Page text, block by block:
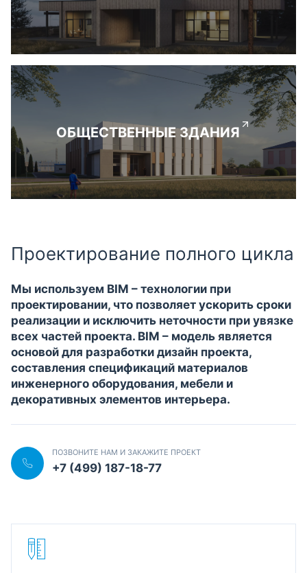
ОБЩЕСТВЕННЫЕ ЗДАНИЯ
Проектирование полного цикла
Мы используем BIM – технологии при
проектировании, что позволяет ускорить сроки
реализации и исключить неточности при увязке
всех частей проекта. BIM – модель является
основой для разработки дизайн проекта,
составления спецификаций материалов
инженерного оборудования, мебели и
декоративных элементов интерьера.
ПОЗВОНИТЕ НАМ И ЗАКАЖИТЕ ПРОЕКТ
+7 (499) 187-18-77